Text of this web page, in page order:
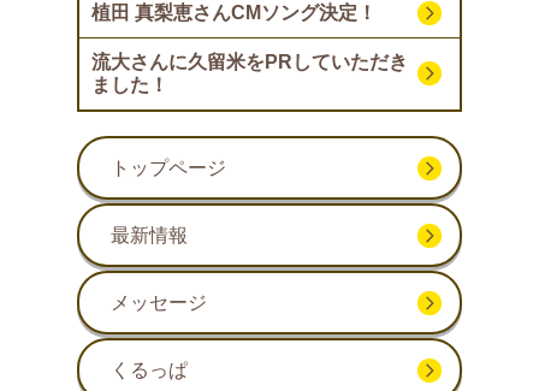
植田 真梨恵さんCMソング決定！
流大さんに久留米をPRしていただき
ました！
トップページ
最新情報
メッセージ
くるっぱ